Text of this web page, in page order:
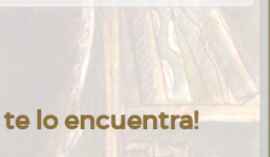
te lo encuentra!